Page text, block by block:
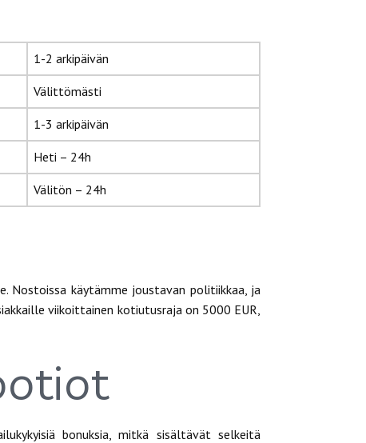
1-2 arkipäivän
Välittömästi
1-3 arkipäivän
Heti – 24h
Välitön – 24h
Nostoissa käytämme joustavan politiikkaa, ja
viikoittainen kotiutusraja on 5000 EUR,
bonuksia, mitkä sisältävät selkeitä